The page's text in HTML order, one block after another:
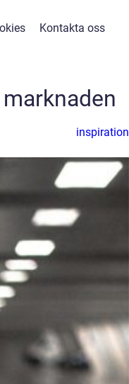
Kontakta oss
inspiration